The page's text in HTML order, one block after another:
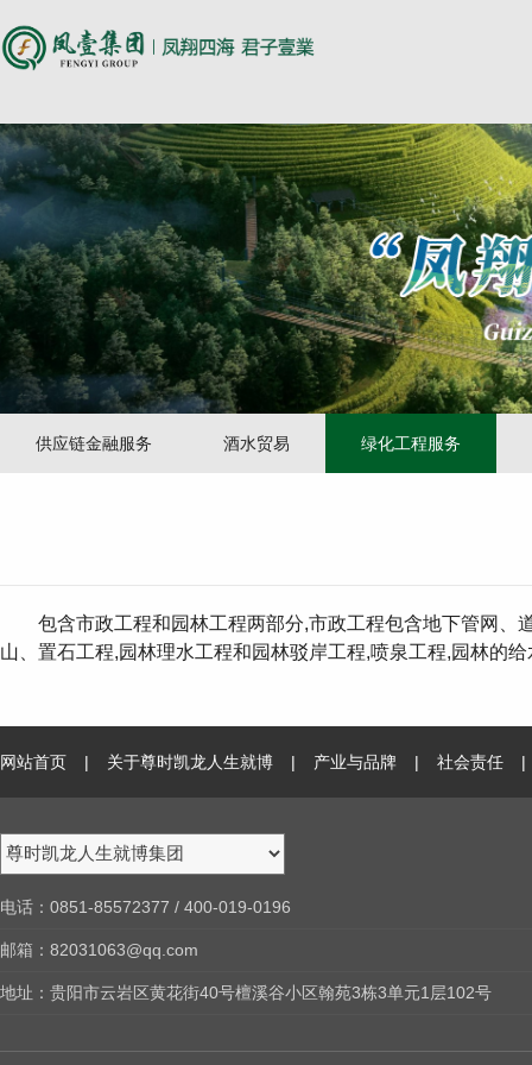
供应链金融服务 酒水贸易 绿化工程服务
包含市政工程和园林工程两部分,市政工程包含地下管网、
山、置石工程,园林理水工程和园林驳岸工程,喷泉工程,园林的
网站首页 | 关于尊时凯龙人生就博 | 产业与品牌 | 社会责任 |
电话 ：0851-85572377 / 400-019-0196
邮箱：82031063@qq.com
地址 ：贵阳市云岩区黄花街40号檀溪谷小区翰苑3栋3单元1层102号